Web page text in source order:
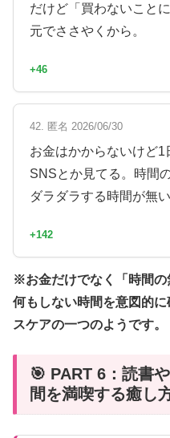
だけど「買わないこと
元でささやくから。
+46
42. 匿名 2026/06/30
お金はかからないけど
SNSとか見てる。時間
ダラダラする時間が無
+142
※お金だけでなく「時間の
何もしない時間を意図的
スケアの一つのようです。
🎯 PART 6：読書
間を満喫する癒し